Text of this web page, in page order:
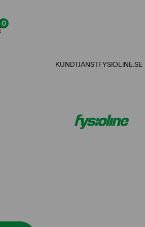
0
KUNDTJÄNSTFYSIOLINE.SE